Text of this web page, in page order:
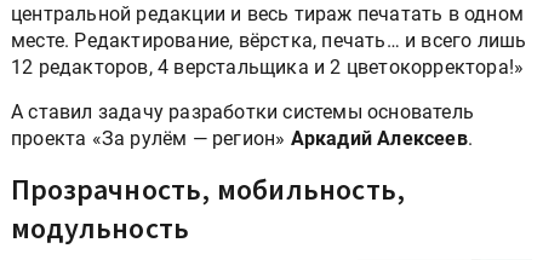
центральной редакции и весь тираж печатать в одном
месте. Редактирование, вёрстка, печать… и всего лишь
12 редакторов, 4 верстальщика и 2 цветокорректора!»
А ставил задачу разработки системы основатель
проекта «За рулём — регион» Аркадий Алексеев.
Прозрачность, мобильность,
модульность